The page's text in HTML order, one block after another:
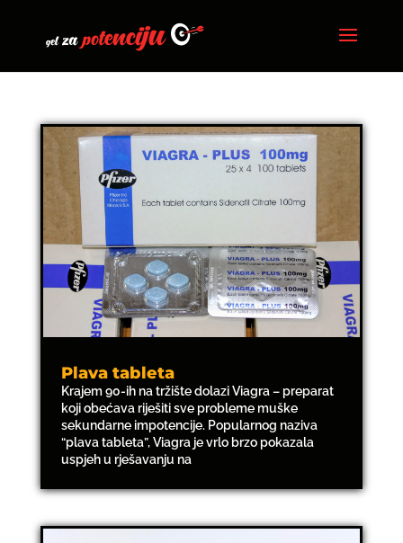
Plava tableta
Krajem 90-ih na tržište dolazi Viagra – preparat
koji obećava riješiti sve probleme muške
sekundarne impotencije. Popularnog naziva
“plava tableta”, Viagra je vrlo brzo pokazala
uspjeh u rješavanju na